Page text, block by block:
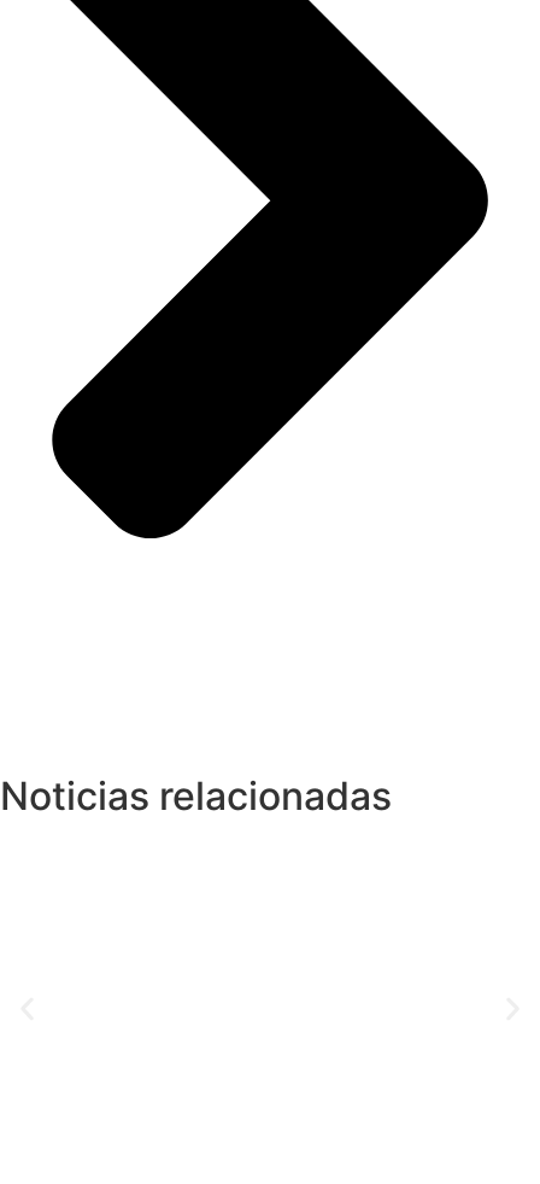
Noticias relacionadas